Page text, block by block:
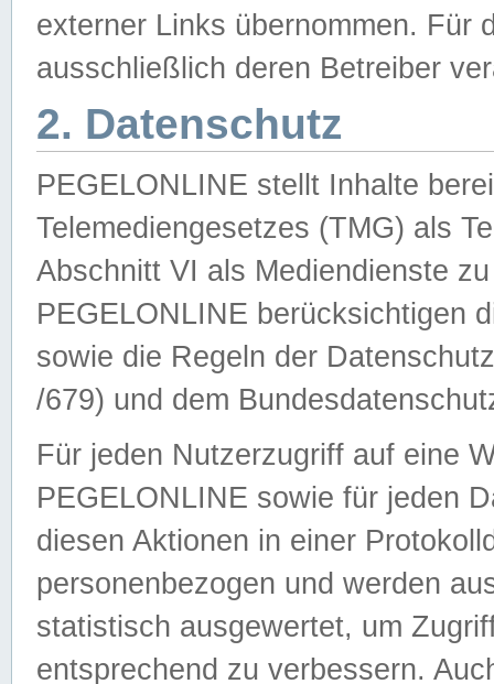
externer Links übernommen. Für
ausschließlich deren Betreiber
2. Datenschutz
PEGELONLINE stellt Inhalte
Telemediengesetzes (TMG) als
Abschnitt VI als Mediendienste
PEGELONLINE berücksichtigen
sowie die Regeln der
/679) und dem
Für jeden Nutzerzugriff auf eine
PEGELONLINE sowie für jeden
diesen Aktionen in einer
personenbezogen und werden
statistisch ausgewertet, um
entsprechend zu verbessern.